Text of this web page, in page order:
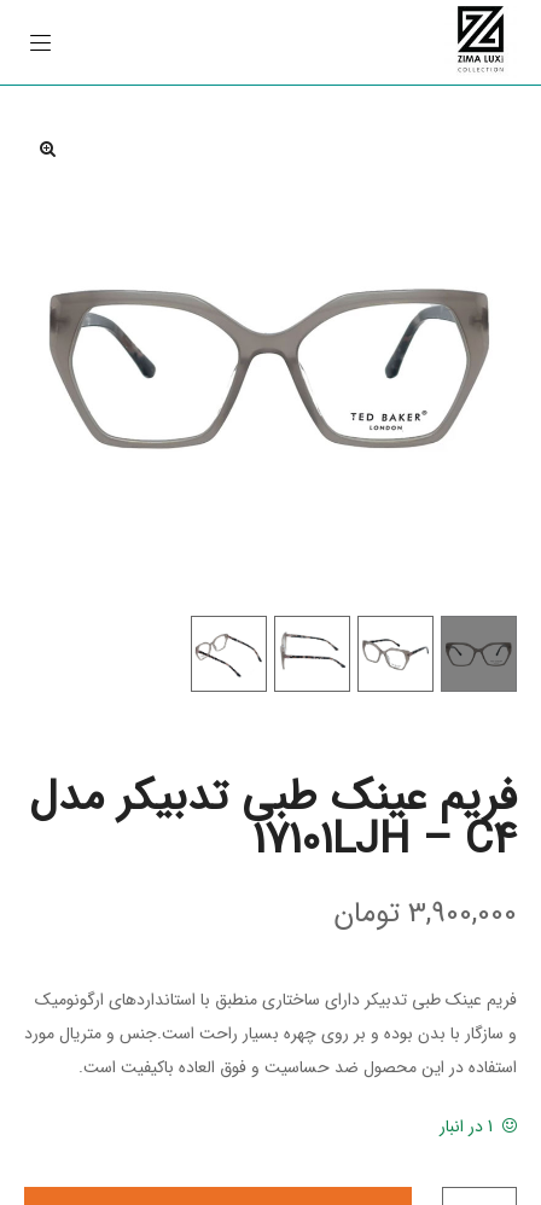
فریم عینک طبی تدبیکر مدل
17101LJH – C4
3,900,000تومان
فریم عینک طبی تدبیکر دارای ساختاری منطبق با استاندارد‌های ارگونومیک
و سازگار با بدن بوده و بر روی چهره بسیار راحت است.جنس و متریال مورد
استفاده در این محصول ضد حساسیت و فوق العاده باکیفیت است.
1 در انبار